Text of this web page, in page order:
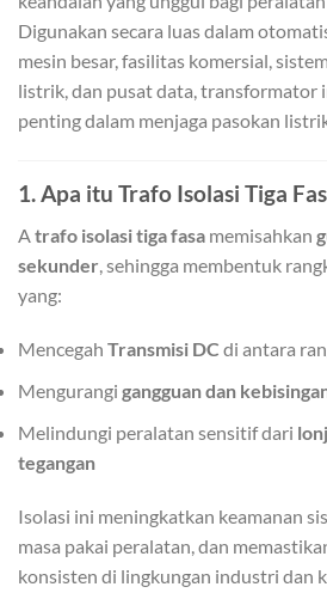
Digunakan secara luas dalam
mesin besar, fasilitas komersial,
listrik, dan pusat data, transformator
penting dalam menjaga pasokan
1. Apa itu Trafo Isolasi Tiga
A trafo isolasi tiga fasa memisahkan
sekunder , sehingga membentuk
yang:
Mencegah Transmisi DC di antara
Mengurangi gangguan dan
Melindungi peralatan sensitif dari
tegangan
Isolasi ini meningkatkan keamanan
masa pakai peralatan, dan
konsisten di lingkungan industri dan